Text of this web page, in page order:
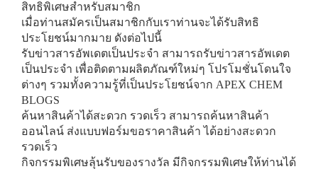
สิทธิพิเศษสำหรับสมาชิก
เมื่อท่านสมัครเป็นสมาชิกกับเราท่านจะได้รับสิทธิ
ประโยชน์มากมาย ดังต่อไปนี้
รับข่าวสารอัพเดตเป็นประจำ สามารถรับข่าวสารอัพเดต
เป็นประจำ เพื่อติดตามผลิตภัณฑ์ใหม่ๆ โปรโมชั่นโดนใจ
ต่างๆ รวมทั้งความรู้ที่เป็นประโยชน์จาก APEX CHEM
BLOGS
ค้นหาสินค้าได้สะดวก รวดเร็ว สามารถค้นหาสินค้า
ออนไลน์ ส่งแบบฟอร์มขอราคาสินค้า ได้อย่างสะดวก
รวดเร็ว
กิจกรรมพิเศษลุ้นรับของรางวัล มีกิจกรรมพิเศษให้ท่านได้